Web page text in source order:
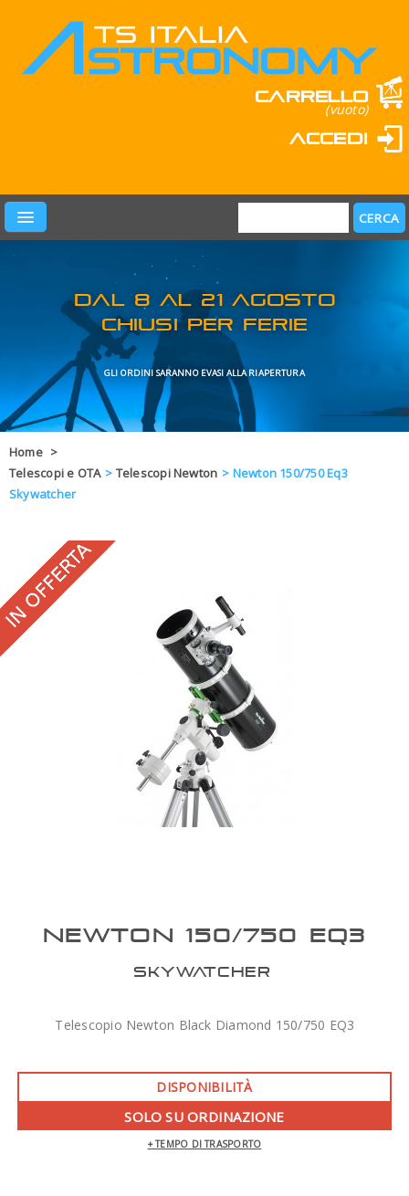
Carrello
(vuoto)
Accedi
PRODOTTI
LEARN & FUN
MARCHI
OFFERTE
BLOG
ENTI E PA
CONTATTI
GLI ORDINI SARANNO EVASI
Home >
Telescopi e OTA > Telescopi Newton > Newton 150/750 Eq3
Skywatcher
NEWTON 150/750 EQ3
SKYWATCHER
Telescopio Newton Black Diamond 150/750 EQ3
DISPONIBILITÀ
SOLO SU ORDINAZIONE
+ TEMPO DI TRASPORTO